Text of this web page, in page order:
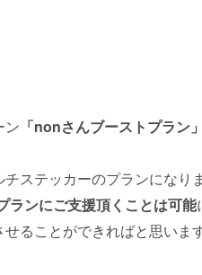
ン 「nonさんブーストプラン
ステッカーのプランになり
ランにご支援頂くことは可能
ることができればと思いま